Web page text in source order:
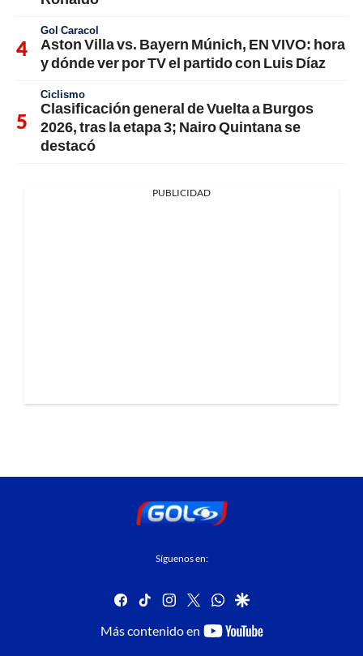
Gol Caracol
Aston Villa vs. Bayern Múnich, EN VIVO: hora
y dónde ver por TV el partido con Luis Díaz
Ciclismo
Clasificación general de Vuelta a Burgos
2026, tras la etapa 3; Nairo Quintana se
destacó
PUBLICIDAD
Síguenos en:
facebook
tiktok instagram
twitterwhatsapp
google
Más contenido en
youtube-